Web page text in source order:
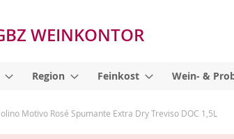
WEINKONTOR
Region Feinkost Wein- &
Motivo Rosé Spumante Extra Dry Treviso DOC 1,5L